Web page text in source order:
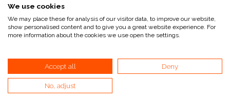
Riferimento interno:
Collegamenti utili
Home
We use cookies
We may place these for analysis of our visitor data, to improve our website,
show personalised content and to give you a great website experience. For
more information about the cookies we use open the settings.
Accept all Deny
No, adjust